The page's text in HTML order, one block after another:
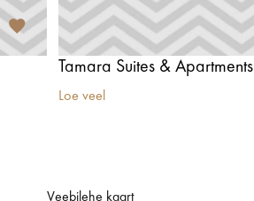
Tamara Suites & Apartments
Loe veel
Veebilehe kaart